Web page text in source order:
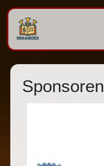
Sponsoren